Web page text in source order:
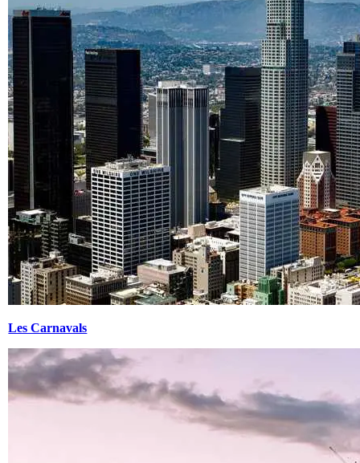
Les Carnavals